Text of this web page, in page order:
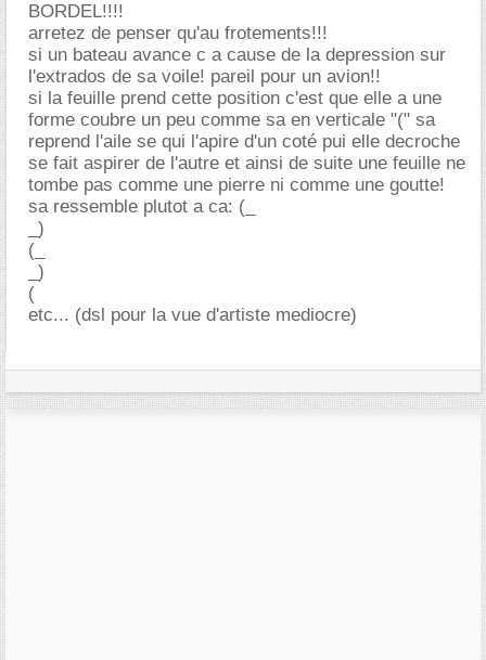
BORDEL!!!!
arretez de penser qu'au frotements!!!
si un bateau avance c a cause de la depression sur
l'extrados de sa voile! pareil pour un avion!!
si la feuille prend cette position c'est que elle a une
forme coubre un peu comme sa en verticale "(" sa
reprend l'aile se qui l'apire d'un coté pui elle decroche
se fait aspirer de l'autre et ainsi de suite une feuille ne
tombe pas comme une pierre ni comme une goutte!
sa ressemble plutot a ca: (_
_)
(_
_)
(
etc... (dsl pour la vue d'artiste mediocre)